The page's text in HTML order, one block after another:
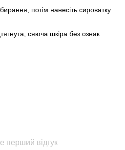
потім нанесіть сироватку
сяюча шкіра без ознак
перший відгук